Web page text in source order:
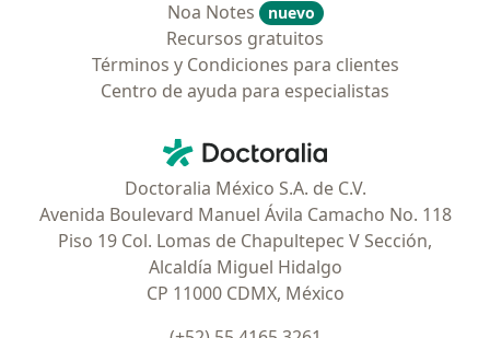
Noa Notes
nuevo
Recursos gratuitos
Términos y Condiciones para clientes
Centro de ayuda para especialistas
Doctoralia - Página de inicio
Doctoralia México S.A. de C.V.
Avenida Boulevard Manuel Ávila Camacho No. 118
Piso 19 Col. Lomas de Chapultepec V Sección,
Alcaldía Miguel Hidalgo
CP 11000 CDMX, México